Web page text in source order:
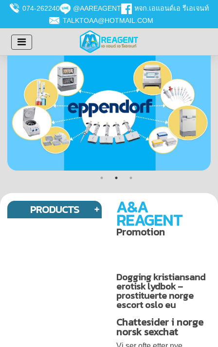
074-262240 @AAREAGENT
หจก.เอแอนด์เอ รีเอเจนท์
TALKTOAA@HOTMAIL.COM
PRODUCTS A&A
REAGENT
Promotion
Dogging kristiansand
erotisk lydbok –
prostituerte norge
escort oslo eu
Chattesider i norge
norsk sexchat